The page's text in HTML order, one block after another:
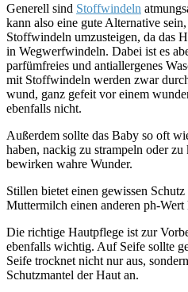
Generell sind Stoffwindeln
kann also eine gute Alternative
Stoffwindeln umzusteigen, da das
in Wegwerfwindeln. Dabei ist es
parfümfreies und antiallergenes
mit Stoffwindeln werden zwar
wund, ganz gefeit vor einem
ebenfalls nicht.
Außerdem sollte das Baby so oft
haben, nackig zu strampeln oder
bewirken wahre Wunder.
Stillen bietet einen gewissen
Muttermilch einen anderen ph-Wert
Die richtige Hautpflege ist zur
ebenfalls wichtig. Auf Seife sollte
Seife trocknet nicht nur aus,
Schutzmantel der Haut an.